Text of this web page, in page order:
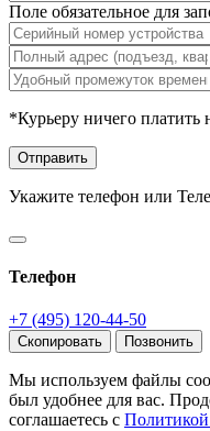
Поле обязательное для
*Курьеру ничего
Отправить
Укажите телефон или
Телефон
+7 (495) 120-44-50
Скопировать Позвонить
Мы используем файлы
был удобнее для вас.
соглашаетесь с Политикой